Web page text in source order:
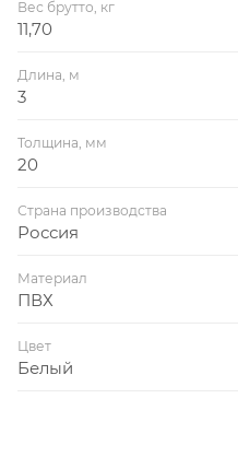
Вес брутто, кг
11,70
Длина, м
3
Толщина, мм
20
Страна производства
Россия
Материал
ПВХ
Цвет
Белый